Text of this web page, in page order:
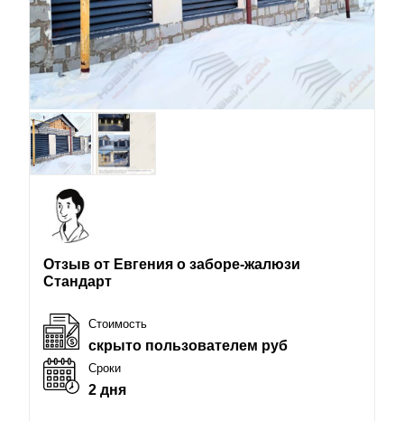
Отзыв от Евгения о заборе-жалюзи
Стандарт
Стоимость
скрыто пользователем руб
Сроки
2 дня